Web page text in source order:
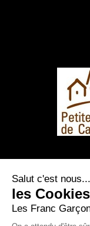
Salut c'est nous...
les
Les Franc